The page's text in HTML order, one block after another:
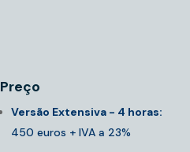
Preço
Versão Extensiva - 4 horas:
450 euros + IVA a 23%